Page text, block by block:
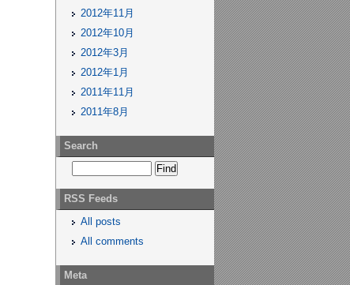
2012年11月
2012年10月
2012年3月
2012年1月
2011年11月
2011年8月
Search
RSS Feeds
All posts
All comments
Meta